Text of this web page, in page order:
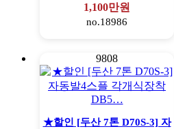
1,100만원
no.18986
9808
★할인 [두산 7톤 D70S-3] 자